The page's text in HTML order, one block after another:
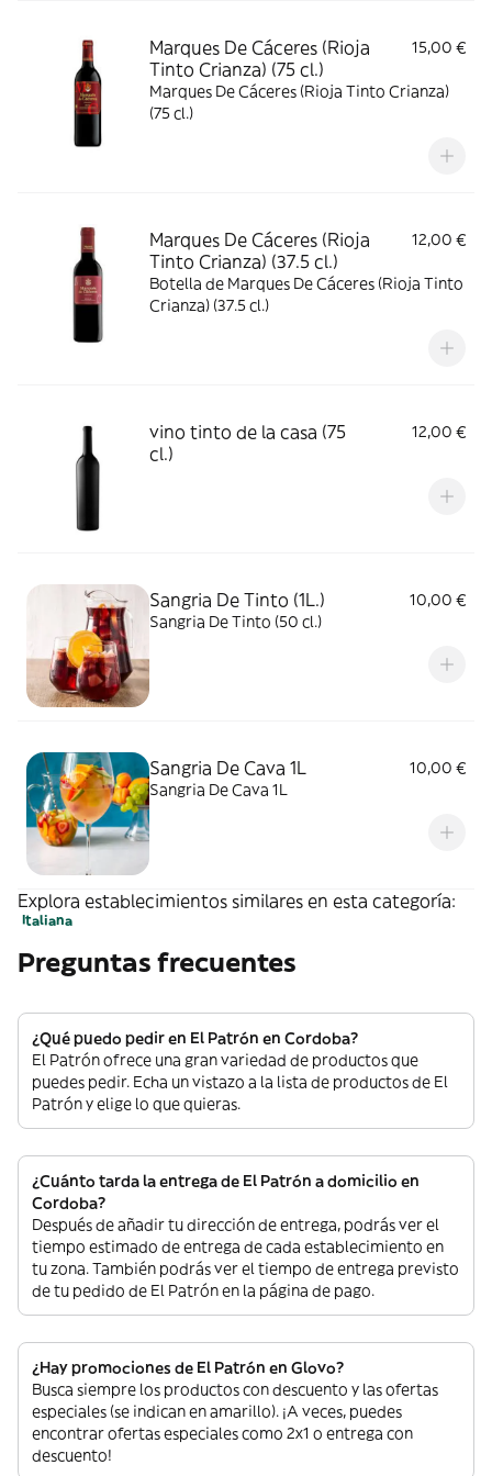
Marques De Cáceres (Rioja
Tinto Crianza) (75 cl.)
15,00 €
Marques De Cáceres (Rioja Tinto Crianza)
(75 cl.)
Marques De Cáceres (Rioja
Tinto Crianza) (37.5 cl.)
12,00 €
Botella de Marques De Cáceres (Rioja Tinto
Crianza) (37.5 cl.)
vino tinto de la casa (75
cl.)
12,00 €
Sangria De Tinto (1L.)
10,00 €
Sangria De Tinto (50 cl.)
Sangria De Cava 1L
10,00 €
Sangria De Cava 1L
Explora establecimientos similares en esta categoría:
Italiana
Preguntas frecuentes
¿Qué puedo pedir en El Patrón en Cordoba?
El Patrón ofrece una gran variedad de productos que
puedes pedir. Echa un vistazo a la lista de productos de El
Patrón y elige lo que quieras.
¿Cuánto tarda la entrega de El Patrón a domicilio en
Cordoba?
Después de añadir tu dirección de entrega, podrás ver el
tiempo estimado de entrega de cada establecimiento en
tu zona. También podrás ver el tiempo de entrega previsto
de tu pedido de El Patrón en la página de pago.
¿Hay promociones de El Patrón en Glovo?
Busca siempre los productos con descuento y las ofertas
especiales (se indican en amarillo). ¡A veces, puedes
encontrar ofertas especiales como 2x1 o entrega con
descuento!